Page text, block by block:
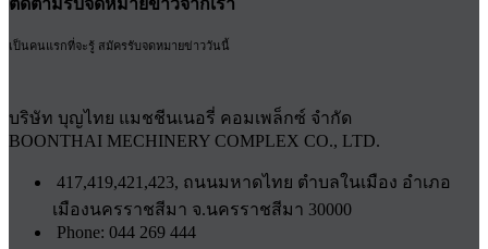
เป็นคนแรกที่จะรู้ สมัครรับจดหมายข่าววันนี้
บริษัท บุญไทย แมชชีนเนอรี่ คอมเพล็กซ์ จำกัด
BOONTHAI MECHINERY COMPLEX CO., LTD.
417,419,421,423, ถนนมหาดไทย ตำบลในเมือง อำเภอ
เมืองนครราชสีมา จ.นครราชสีมา 30000
Phone: 044 269 444